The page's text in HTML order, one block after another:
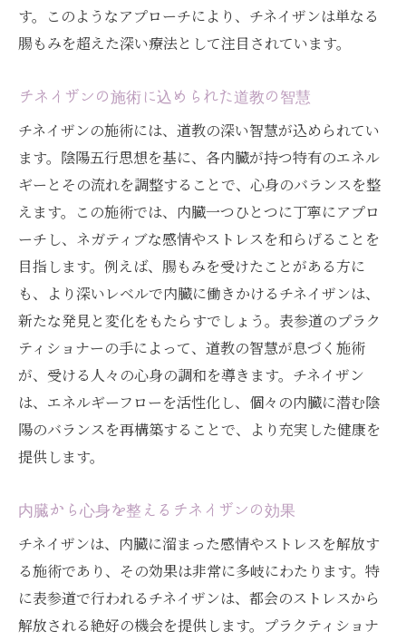
す。このようなアプローチにより、チネイザンは単なる
腸もみを超えた深い療法として注目されています。
チネイザンの施術に込められた道教の智慧
チネイザンの施術には、道教の深い智慧が込められてい
ます。陰陽五行思想を基に、各内臓が持つ特有のエネル
ギーとその流れを調整することで、心身のバランスを整
えます。この施術では、内臓一つひとつに丁寧にアプロ
ーチし、ネガティブな感情やストレスを和らげることを
目指します。例えば、腸もみを受けたことがある方に
も、より深いレベルで内臓に働きかけるチネイザンは、
新たな発見と変化をもたらすでしょう。表参道のプラク
ティショナーの手によって、道教の智慧が息づく施術
が、受ける人々の心身の調和を導きます。チネイザン
は、エネルギーフローを活性化し、個々の内臓に潜む陰
陽のバランスを再構築することで、より充実した健康を
提供します。
内臓から心身を整えるチネイザンの効果
チネイザンは、内臓に溜まった感情やストレスを解放す
る施術であり、その効果は非常に多岐にわたります。特
に表参道で行われるチネイザンは、都会のストレスから
解放される絶好の機会を提供します。プラクティショナ